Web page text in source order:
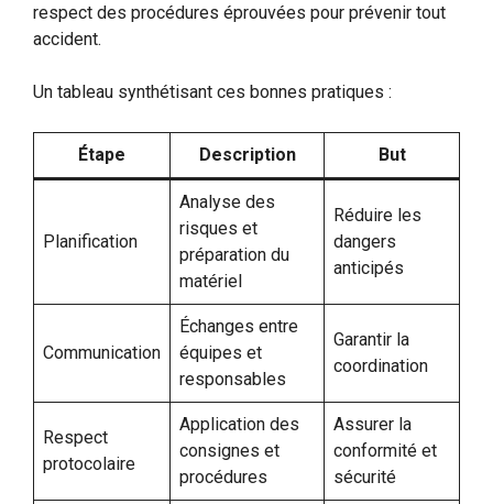
respect des procédures éprouvées pour prévenir tout
accident.
Un tableau synthétisant ces bonnes pratiques :
Étape Description But
Planification
Analyse des
risques et
préparation du
matériel
Réduire les
dangers
anticipés
Communication
Échanges entre
équipes et
responsables
Garantir la
coordination
Respect
protocolaire
Application des
consignes et
procédures
Assurer la
conformité et
sécurité